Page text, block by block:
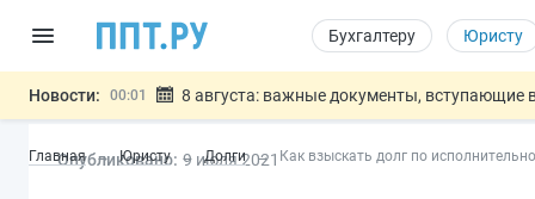
Бухгалтеру Юристу
Новости: 00:01 8 августа: важные документы, вступающие
07.08 Дистанционную работу беременных пропишут
Главная Юристу Долги Как взыскать долг по
Опубликовано: 9 июля2021